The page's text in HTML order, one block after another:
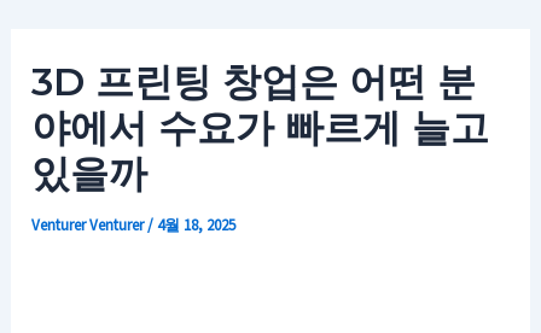
3D 프린팅 창업은 어떤 분
야에서 수요가 빠르게 늘고
있을까
VenturerVenturer/4월 18, 2025